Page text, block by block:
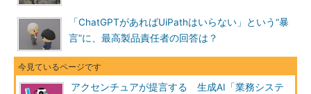
「ChatGPTがあればUiPathはいらない」という“暴
言”に、最高製品責任者の回答は？
アクセンチュアが提言する 生成AI「業務システ